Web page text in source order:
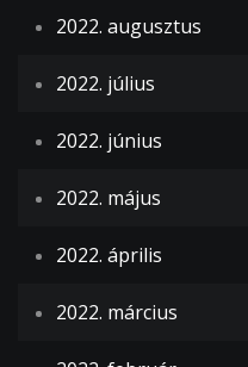
2022. augusztus
2022. július
2022. június
2022. május
2022. április
2022. március